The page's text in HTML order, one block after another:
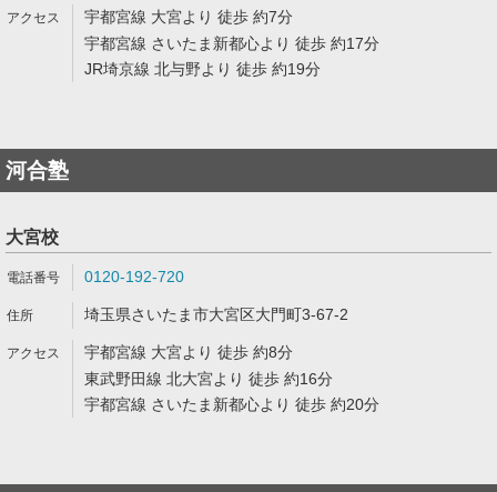
宇都宮線 大宮より 徒歩 約7分
宇都宮線 さいたま新都心より 徒歩 約17分
JR埼京線 北与野より 徒歩 約19分
河合塾
大宮校
0120-192-720
埼玉県さいたま市大宮区大門町3-67-2
宇都宮線 大宮より 徒歩 約8分
東武野田線 北大宮より 徒歩 約16分
宇都宮線 さいたま新都心より 徒歩 約20分